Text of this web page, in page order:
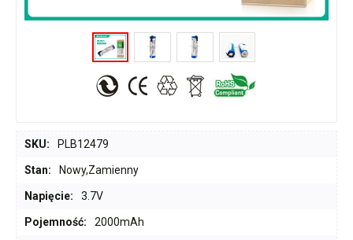
SKU: PLB12479
Stan: Nowy,Zamienny
Napięcie: 3.7V
Pojemność: 2000mAh